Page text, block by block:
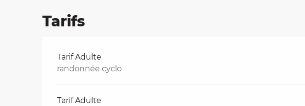
Tarifs
Tarifs 2026
Tarif Adulte
randonnée cyclo
Tarif Adulte